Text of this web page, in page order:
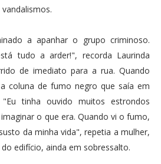
a apanhar o grupo criminoso.
tudo a arder!", recorda Laurinda
de imediato para a rua. Quando
coluna de fumo negro que saía em
tinha ouvido muitos estrondos
o que era. Quando vi o fumo,
da minha vida", repetia a mulher,
edifício, ainda em sobressalto.